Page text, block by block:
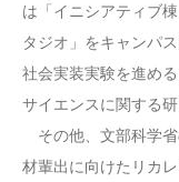
は「イニシアティブ
タジオ」をキャンパ
社会実装実験を進め
サイエンスに関する
その他、文部科学省
材輩出に向けたリカ